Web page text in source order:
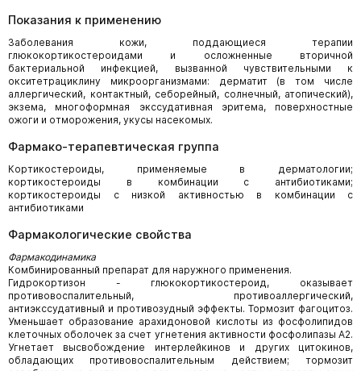
Показания к применению
Заболевания кожи, поддающиеся терапии
глюкокортикостероидами и осложненные вторичной
бактериальной инфекцией, вызванной чувствительными к
окситетрациклину микроорганизмами: дерматит (в том числе
аллергический, контактный, себорейный, солнечный, атопический),
экзема, многоформная экссудативная эритема, поверхностные
ожоги и отморожения, укусы насекомых.
Фармако-терапевтическая группа
Кортикостероиды, применяемые в дерматологии;
кортикостероиды в комбинации с антибиотиками;
кортикостероиды с низкой активностью в комбинации с
антибиотиками
Фармакологические свойства
Фармакодинамика
Комбинированный препарат для наружного применения.
Гидрокортизон - глюкокортикостероид, оказывает
противовоспалительный, противоаллергический,
антиэкссудативный и противозудный эффекты. Тормозит фагоцитоз.
Уменьшает образование арахидоновой кислоты из фосфолипидов
клеточных оболочек за счет угнетения активности фосфолипазы А2.
Угнетает высвобождение интерлейкинов и других цитокинов,
обладающих противовоспалительным действием; тормозит